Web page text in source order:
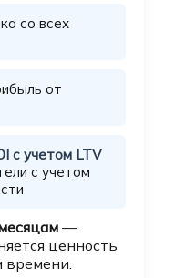
со всех
от
с учетом LTV
с учетом
—
ценность
времени.